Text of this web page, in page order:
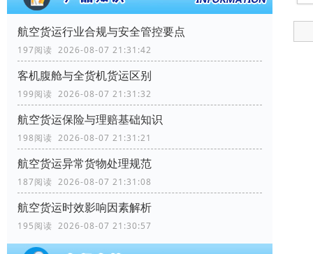
航空货运行业合规与安全管控要点
197阅读 2026-08-07 21:31:42
客机腹舱与全货机货运区别
199阅读 2026-08-07 21:31:32
航空货运保险与理赔基础知识
198阅读 2026-08-07 21:31:21
航空货运异常货物处理规范
187阅读 2026-08-07 21:31:08
航空货运时效影响因素解析
195阅读 2026-08-07 21:30:57